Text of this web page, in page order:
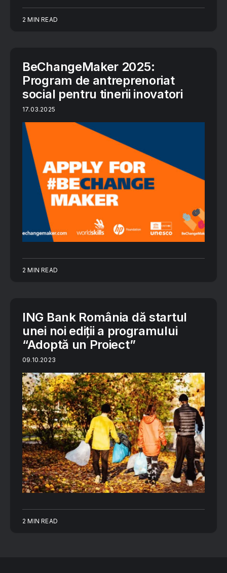
2 MIN READ
BeChangeMaker 2025:
Program de antreprenoriat
social pentru tinerii inovatori
17.03.2025
2 MIN READ
ING Bank România dă startul
unei noi ediții a programului
“Adoptă un Proiect”
09.10.2023
2 MIN READ